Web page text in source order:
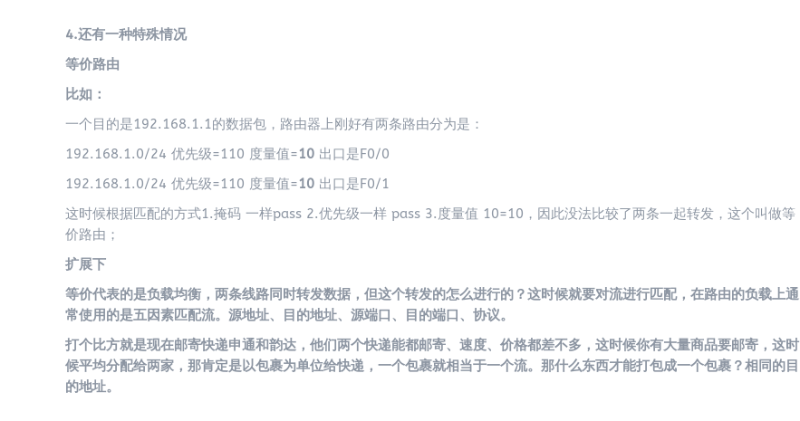
4.还有一种特殊情况
等价路由
比如：
一个目的是192.168.1.1的数据包，路由器上刚好有两条路由分为是：
192.168.1.0/24 优先级=110 度量值=10 出口是F0/0
192.168.1.0/24 优先级=110 度量值=10 出口是F0/1
这时候根据匹配的方式1.掩码 一样pass 2.优先级一样 pass 3.度量值 10=10，因此没法比较了两条一起转发，这个叫做等
价路由；
扩展下
等价代表的是负载均衡，两条线路同时转发数据，但这个转发的怎么进行的？这时候就要对流进行匹配，在路由的负载上通
常使用的是五因素匹配流。源地址、目的地址、源端口、目的端口、协议。
打个比方就是现在邮寄快递申通和韵达，他们两个快递能都邮寄、速度、价格都差不多，这时候你有大量商品要邮寄，这时
候平均分配给两家，那肯定是以包裹为单位给快递，一个包裹就相当于一个流。那什么东西才能打包成一个包裹？相同的目
的地址。